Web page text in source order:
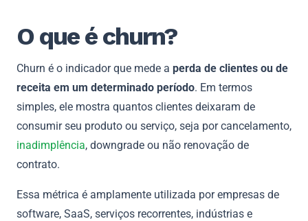
O que é churn?
Churn é o indicador que mede a perda de clientes ou de
receita em um determinado período. Em termos
simples, ele mostra quantos clientes deixaram de
consumir seu produto ou serviço, seja por cancelamento,
inadimplência, downgrade ou não renovação de
contrato.
Essa métrica é amplamente utilizada por empresas de
software, SaaS, serviços recorrentes, indústrias e